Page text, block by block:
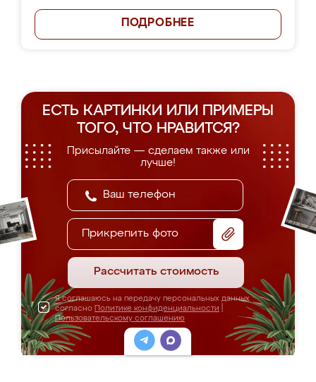
ПОДРОБНЕЕ
ЕСТЬ КАРТИНКИ ИЛИ ПРИМЕРЫ
ТОГО, ЧТО НРАВИТСЯ?
Присылайте — сделаем также или
лучше!
Прикрепить фото
Рассчитать стоимость
Я соглашаюсь на передачу персональных данных
согласно Политике конфиденциальности
Пользовательскому соглашению